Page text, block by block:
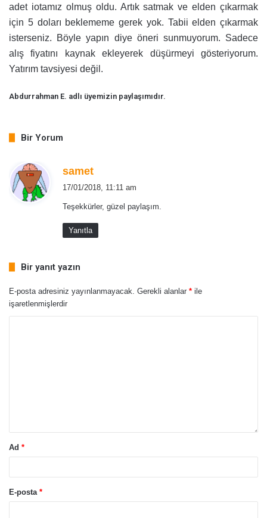
adet iotamız olmuş oldu. Artık satmak ve elden çıkarmak
için 5 doları beklememe gerek yok. Tabii elden çıkarmak
isterseniz. Böyle yapın diye öneri sunmuyorum. Sadece
alış fiyatını kaynak ekleyerek düşürmeyi gösteriyorum.
Yatırım tavsiyesi değil.
Abdurrahman E. adlı üyemizin paylaşımıdır.
Bir Yorum
samet
i
k
i
17/01/2018, 11:11 am
Teşekkürler, güzel paylaşım.
Yanıtla
Bir yanıt yazın
E-posta adresiniz yayınlanmayacak. Gerekli alanlar * ile
işaretlenmişlerdir
Ad *
E-posta *